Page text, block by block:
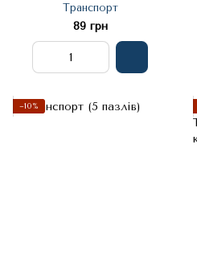
Транспорт
89 грн
−10%